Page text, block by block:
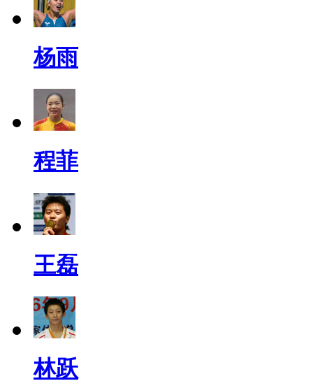
杨雨
程菲
王磊
林跃